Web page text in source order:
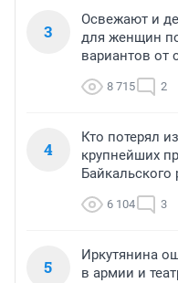
3
Освежают и
для женщин
вариантов от
8 715 2
4
Кто потерял
крупнейших
Байкальского
6 104 3
5
Иркутянина
в армии и